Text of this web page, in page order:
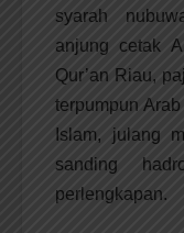
syarah
anjung cetak
Qur’an Riau,
terpumpun
Islam, julang
sanding
perlengkapan.